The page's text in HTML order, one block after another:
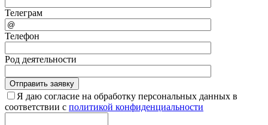
Телеграм
Телефон
Род деятельности
Я даю согласие на обработку персональных данных в
соответствии с политикой конфиденциальности